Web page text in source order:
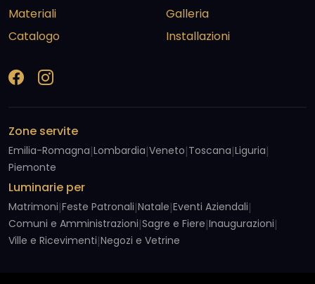
Materiali
Catalogo
Galleria
Installazioni
Zone servite
Emilia-Romagna|Lombardia|Veneto|Toscana|Liguria|
Piemonte
Luminarie per
Matrimoni|Feste Patronali|Natale|Eventi Aziendali|
Comuni e Amministrazioni|Sagre e Fiere|Inaugurazioni|
Ville e Ricevimenti|Negozi e Vetrine